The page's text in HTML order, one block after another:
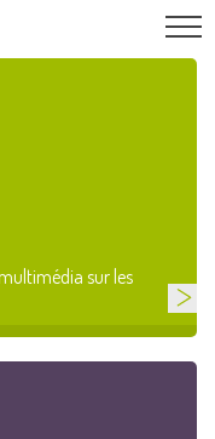
sur les